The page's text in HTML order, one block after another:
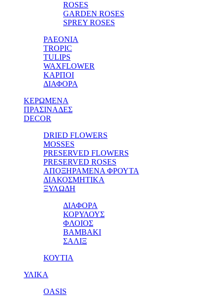
ROSES
GARDEN ROSES
SPREY ROSES
PAEONIA
TROPIC
TULIPS
WAXFLOWER
ΚΑΡΠΟΙ
ΔΙΑΦΟΡΑ
ΚΕΡΩΜΕΝΑ
ΠΡΑΣΙΝΑΔΕΣ
DECOR
DRIED FLOWERS
MOSSES
PRESERVED FLOWERS
PRESERVED ROSES
ΑΠΟΞΗΡΑΜΕΝΑ ΦΡΟΥΤΑ
ΔΙΑΚΟΣΜΗΤΙΚΑ
ΞΥΛΩΔΗ
ΔΙΑΦΟΡΑ
ΚΟΡΥΛΟΥΣ
ΦΛΟΙΟΣ
ΒΑΜΒΑΚΙ
ΣΑΛΙΞ
ΚΟΥΤΙΑ
ΥΛΙΚΑ
OASIS